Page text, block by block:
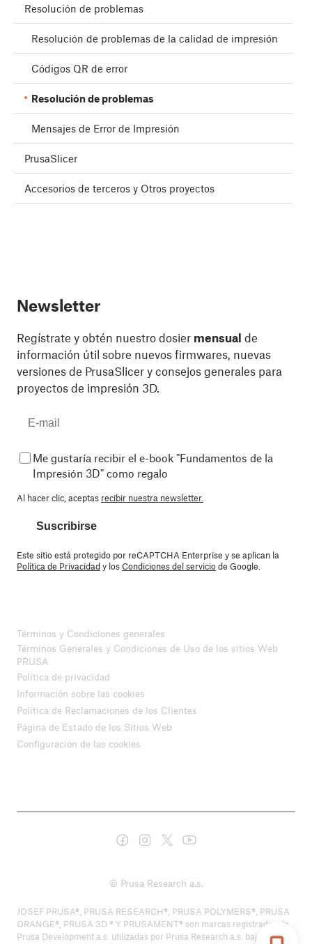
Resolución de problemas
Resolución de problemas de la calidad de impresión
Códigos QR de error
Resolución de problemas
Mensajes de Error de Impresión
PrusaSlicer
Accesorios de terceros y Otros proyectos
Newsletter
Regístrate y obtén nuestro dosier mensual de
información útil sobre nuevos firmwares, nuevas
versiones de PrusaSlicer y consejos generales para
proyectos de impresión 3D.
Me gustaría recibir el e-book "Fundamentos de la
Impresión 3D" como regalo
Al hacer clic, aceptas recibir nuestra newsletter.
Suscribirse
Este sitio está protegido por reCAPTCHA Enterprise y se aplican la
Política de Privacidady losCondiciones del serviciode Google.
Términos y Condiciones generales
Términos Generales y Condiciones de Uso de los sitios Web
PRUSA
Política de privacidad
Información sobre las cookies
Política de Reclamaciones de los Clientes
Página de Estado de los Sitios Web
Configuración de las cookies
© Prusa Research a.s.
JOSEF PRUSA®, PRUSA RESEARCH®, PRUSA POLYMERS®, PRUSA
ORANGE®, PRUSA 3D ® Y PRUSAMENT® son marcas registradas de
Prusa Development a.s. utilizadas por Prusa Research a.s. bajo licencia